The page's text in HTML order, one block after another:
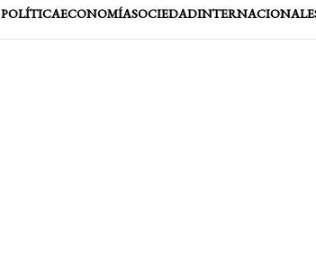
POLÍTICAECONOMÍASOCIEDAD